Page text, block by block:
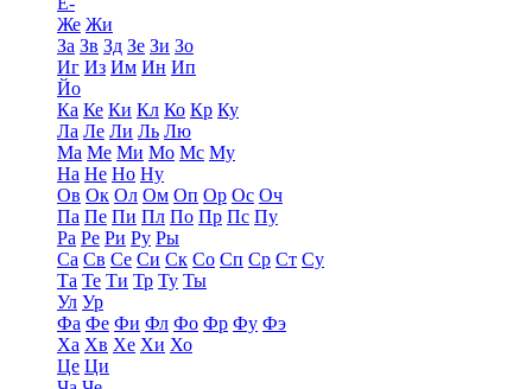
Же Жи
За Зв Зд Зе Зи Зо
Иг Из Им Ин Ип
Йо
Ка Ке Ки Кл Ко Кр Ку
Ла Ле Ли Ль Лю
Ма Ме Ми Мо Мс Му
На Не Но Ну
Ов Ок Ол Ом Оп Ор Ос Оч
Па Пе Пи Пл По Пр Пс Пу
Ра Ре Ри Ру Ры
Са Св Се Си Ск Со Сп Ср Ст Су
Та Те Ти Тр Ту Ты
Ул Ур
Фа Фе Фи Фл Фо Фр Фу Фэ
Ха Хв Хе Хи Хо
Це Ци